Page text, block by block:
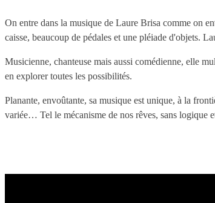
On entre dans la musique de Laure Brisa comme on
caisse, beaucoup de pédales et une pléiade d'objets.
Musicienne, chanteuse mais aussi comédienne, elle
en explorer toutes les possibilités.
Planante, envoûtante, sa musique est unique, à la
variée… Tel le mécanisme de nos rêves, sans logique